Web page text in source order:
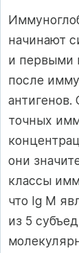
начинают
и первыми
после
точных
они
классы
что Ig М
из 5